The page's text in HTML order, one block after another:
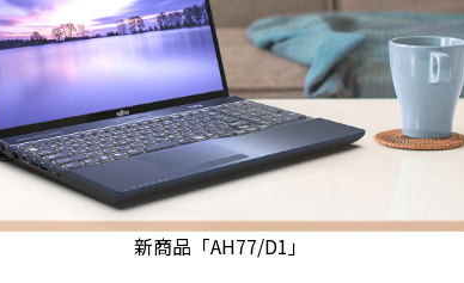
新商品「AH77/D1」